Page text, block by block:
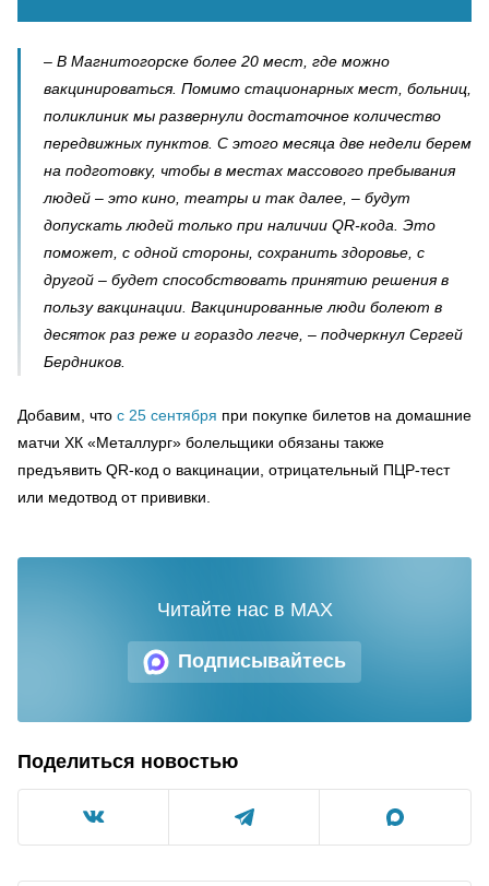
– В Магнитогорске более 20 мест, где можно
вакцинироваться. Помимо стационарных мест, больниц,
поликлиник мы развернули достаточное количество
передвижных пунктов. С этого месяца две недели берем
на подготовку, чтобы в местах массового пребывания
людей – это кино, театры и так далее, – будут
допускать людей только при наличии QR-кода. Это
поможет, с одной стороны, сохранить здоровье, с
другой – будет способствовать принятию решения в
пользу вакцинации. Вакцинированные люди болеют в
десяток раз реже и гораздо легче, – подчеркнул Сергей
Бердников.
Добавим, что с 25 сентября при покупке билетов на домашние
матчи ХК «Металлург» болельщики обязаны также
предъявить QR-код о вакцинации, отрицательный ПЦР-тест
или медотвод от прививки.
Подписывайтесь
Читайте нас в MAX
Поделиться новостью